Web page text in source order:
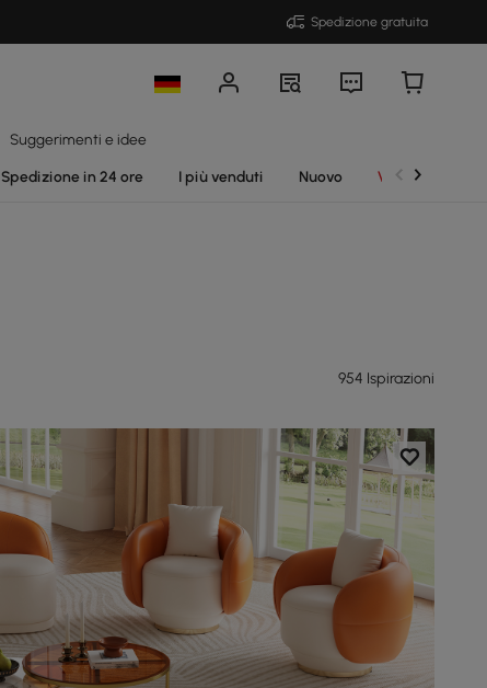
Spedizione gratuita
Suggerimenti e idee
Spedizione in 24 ore I più venduti Nuovo Vendite
954 Ispirazioni